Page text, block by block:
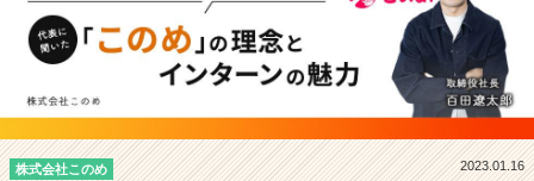
3.
4％！
代
表
に
聞
株式会社このめ 2023.01.16